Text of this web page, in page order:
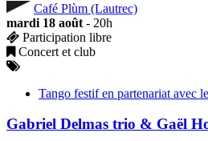
Café Plùm (Lautrec)
mardi 18 août - 20h
Participation libre
Concert et club
Tango festif en partenariat avec
Gabriel Delmas trio & Gaël